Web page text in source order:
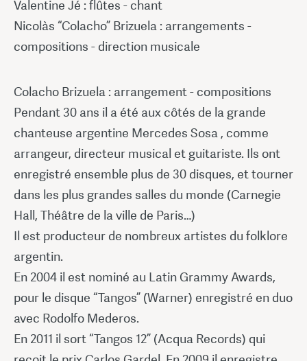
Valentine Jé : flûtes - chant
Nicolàs “Colacho” Brizuela : arrangements -
compositions - direction musicale
Colacho Brizuela : arrangement - compositions
Pendant 30 ans il a été aux côtés de la grande
chanteuse argentine Mercedes Sosa , comme
arrangeur, directeur musical et guitariste. Ils ont
enregistré ensemble plus de 30 disques, et tourner
dans les plus grandes salles du monde (Carnegie
Hall, Théâtre de la ville de Paris…)
Il est producteur de nombreux artistes du folklore
argentin.
En 2004 il est nominé au Latin Grammy Awards,
pour le disque “Tangos” (Warner) enregistré en duo
avec Rodolfo Mederos.
En 2011 il sort “Tangos 12” (Acqua Records) qui